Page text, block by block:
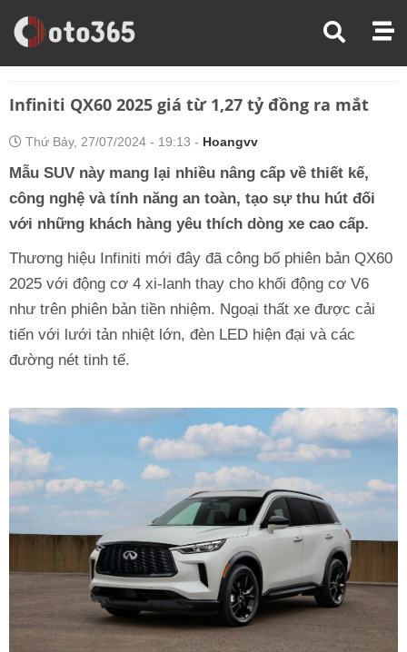
Trang Chủ
Tin Xe
Infiniti QX60 2025 giá từ 1,27 tỷ đồng ra mắt
Thứ Bảy, 27/07/2024 - 19:13 - Hoangvv
Mẫu SUV này mang lại nhiều nâng cấp về thiết kế,
công nghệ và tính năng an toàn, tạo sự thu hút đối
với những khách hàng yêu thích dòng xe cao cấp.
Thương hiệu Infiniti mới đây đã công bố phiên bản QX60
2025 với động cơ 4 xi-lanh thay cho khối động cơ V6
như trên phiên bản tiền nhiệm. Ngoại thất xe được cải
tiến với lưới tản nhiệt lớn, đèn LED hiện đại và các
đường nét tinh tế.